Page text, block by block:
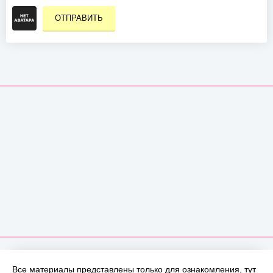
ОТПРАВИТЬ
Все материалы представлены только для ознакомления, тут